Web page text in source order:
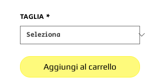
TAGLIA *
Aggiungi al carrello